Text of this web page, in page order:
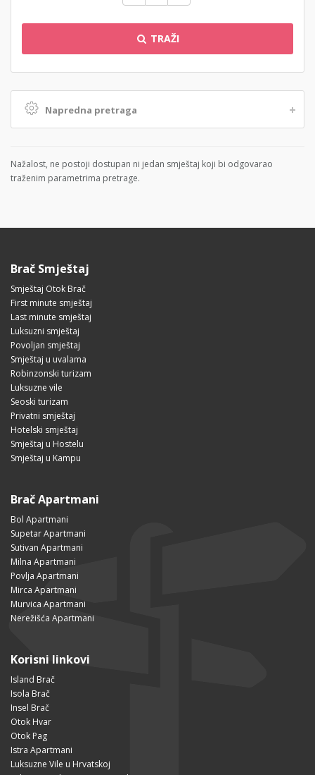
TRAŽI
Napredna pretraga
Nažalost, ne postoji dostupan ni jedan smještaj koji bi odgovarao
traženim parametrima pretrage.
Brač Smještaj
Smještaj Otok Brač
First minute smještaj
Last minute smještaj
Luksuzni smještaj
Povoljan smještaj
Smještaj u uvalama
Robinzonski turizam
Luksuzne vile
Seoski turizam
Privatni smještaj
Hotelski smještaj
Smještaj u Hostelu
Smještaj u Kampu
Brač Apartmani
Bol Apartmani
Supetar Apartmani
Sutivan Apartmani
Milna Apartmani
Povlja Apartmani
Mirca Apartmani
Murvica Apartmani
Nerežišća Apartmani
Korisni linkovi
Island Brač
Isola Brač
Insel Brač
Otok Hvar
Otok Pag
Istra Apartmani
Luksuzne Vile u Hrvatskoj